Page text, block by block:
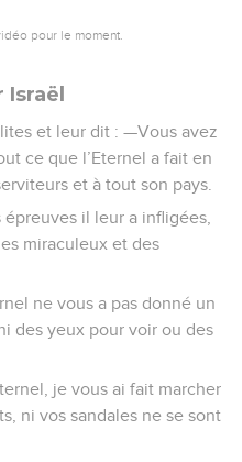
pour le moment.
Israël
et leur dit : —Vous avez
ce que l’Eternel a fait en
et à tout son pays.
il leur a infligées,
miraculeux et des
ne vous a pas donné un
des yeux pour voir ou des
je vous ai fait marcher
ni vos sandales ne se sont